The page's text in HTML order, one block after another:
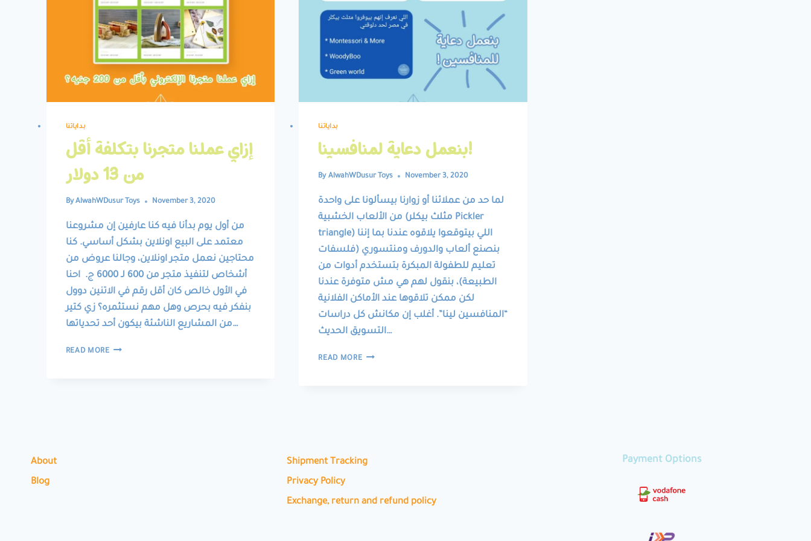
بداياتنا
إزاي عملنا متجرنا بتكلفة أقل
من 13 دولار
By AlwahWDusur Toys November 3, 2020
من أول يوم بدأنا فيه كنا عارفين إن مشروعنا
معتمد على البيع اونلاين بشكل أساسي. كنا
محتاجين نعمل متجر اونلاين، وجالنا عروض من
أشخاص لتنفيذ متجر من 600 لـ 6000 ج. احنا
في الأول خالص كان أقل رقم في الاتنين دوول
بنفكر فيه بحرص وهل مهم نستثمره؟ زي كتير
من المشاريع الناشئة بيكون أحد تحدياتها…
READ MOREإزاي
بداياتنا
بنعمل دعاية لمنافسينا!
By AlwahWDusur Toys November 3, 2020
لما حد من عملائنا أو زوارنا بيسألونا على واحدة
من الألعاب الخشبية (مثلث بيكلر Pickler
triangle) اللي بيتوقعوا يلاقوه عندنا بما إننا
بنصنع ألعاب والدورف ومنتسوري (فلسفات
تعليم للطفولة المبكرة بتستخدم أدوات من
الطبيعة)، بنقول لهم هي مش متوفرة عندنا
لكن ممكن تلاقوها عند الأماكن الفلانية
“المنافسين لينا”. أغلب إن مكانش كل دراسات
التسويق الحديث…
READ MOREبنعمل
About
Blog
Shipment Tracking
Privacy Policy
Exchange, return and refund policy
Payment Options